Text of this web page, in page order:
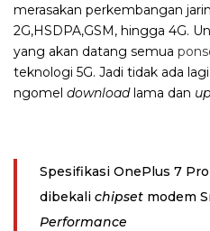
merasakan perkembangan
2G,HSDPA,GSM, hingga 4G.
yang akan datang semua
teknologi 5G. Jadi tidak ada
ngomel downloadlama dan
Spesifikasi OnePlus 7
dibekali chipset modem
Performance